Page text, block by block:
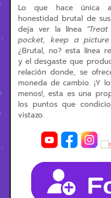
Lo que hace única
honestidad brutal de
deja ver la línea
pocket, keep a
¿Brutal, no? esta línea
y el desgaste que
relación donde, se
moneda de cambio. ¡Y
menos!, esta es una
los puntos que
vistazo.